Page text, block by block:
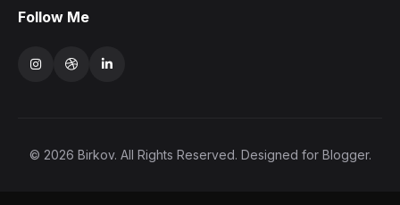
Follow Me
© 2026 Birkov. All Rights Reserved. Designed for Blogger.